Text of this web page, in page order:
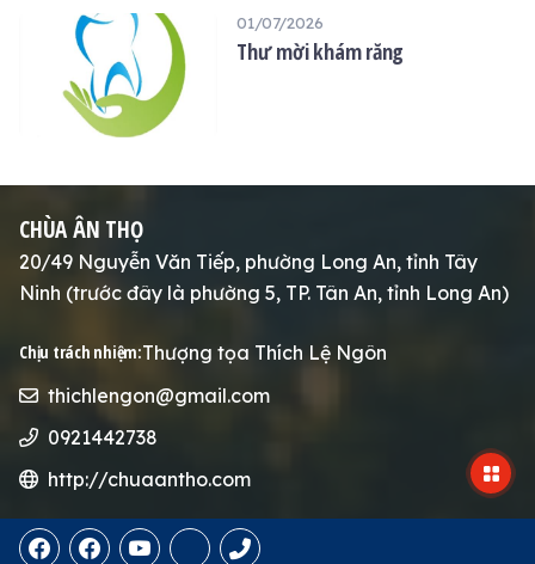
01/07/2026
Thư mời khám răng
CHÙA ÂN THỌ
20/49 Nguyễn Văn Tiếp, phường Long An, tỉnh Tây
Ninh (trước đây là phường 5, TP. Tân An, tỉnh Long An)
Chịu trách nhiệm:Thượng tọa Thích Lệ Ngôn
thichlengon@gmail.com
0921442738
http://chuaantho.com